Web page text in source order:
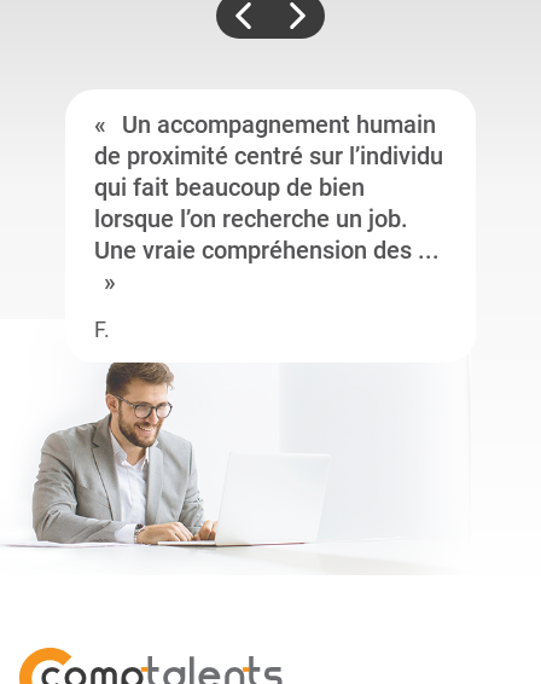
Un accompagnement humain
de proximité centré sur l’individu
qui fait beaucoup de bien
lorsque l’on recherche un job.
Une vraie compréhension des ...
F.